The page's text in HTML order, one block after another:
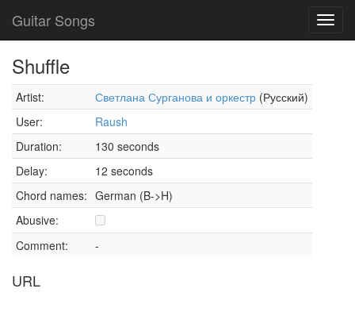
Guitar Songs
Shuffle
Artist: Светлана Сурганова и оркестр (Русский)
User:
Raush
Duration:
130 seconds
Delay:
12 seconds
Chord names: German (B->H)
Abusive:
Comment:
-
URL